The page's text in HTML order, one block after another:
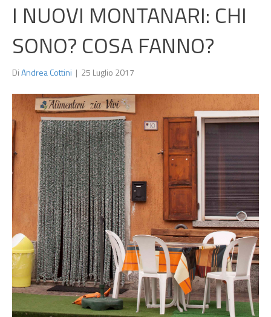
I NUOVI MONTANARI: CHI
SONO? COSA FANNO?
DiAndrea Cottini | 25 Luglio 2017